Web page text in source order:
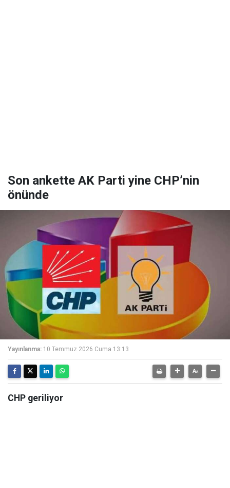
Son ankette AK Parti yine CHP’nin
önünde
Yayınlanma: 10 Temmuz 2026 Cuma 13:13
CHP geriliyor